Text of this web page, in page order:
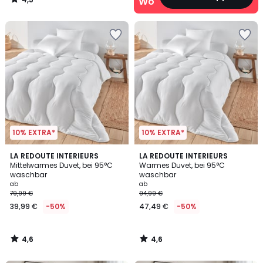
/
10% EXTRA*
LA REDOUTE INTERIEURS
Mittelwarmes Duvet, bei 95°C
waschbar
ab
79,99 €
39,99 € -50%
4,6
/ 5
4,6
/
10% EXTRA*
LA REDOUTE INTERIEURS
Warmes Duvet, bei 95°C
waschbar
ab
94,99 €
47,49 € -50%
4,6
/ 5
4,6
/